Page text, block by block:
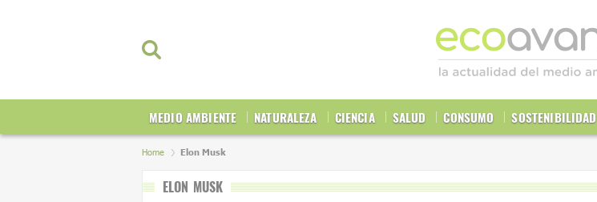
MEDIO AMBIENTE NATURALEZA CIENCIA SALUD CONSUMO SOSTENIBILIDAD
Home Elon Musk
ELON MUSK